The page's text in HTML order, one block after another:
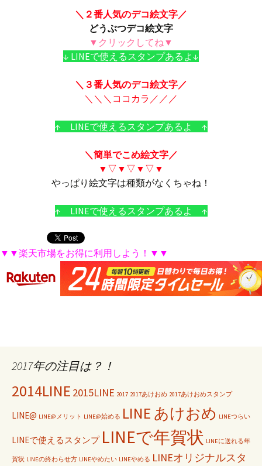
＼２番人気のデコ絵文字／
どうぶつデコ絵文字
▼クリックしてね▼
↓ LINEで使えるスタンプあるよ↓
＼３番人気のデコ絵文字／
＼＼＼ココカラ／／／
↑ LINEで使えるスタンプあるよ ↑
＼簡単でこめ絵文字／
▼▽▼▽▼▽▼
やっぱり絵文字は種類がなくちゃね！
↑ LINEで使えるスタンプあるよ ↑
▼▼楽天市場をお得に利用しよう！▼▼
2017年の注目は？！
2014LINE 2015LINE 2017 2017あけおめ 2017あけおめスタンプ
LINE@ LINE@メリット LINE@始める LINE あけおめ LINEつらい
LINEで使えるスタンプ LINEで年賀状 LINEに送れる年
賀状 LINEの終わらせ方 LINEやめたい LINEやめる LINEオリジナルスタ